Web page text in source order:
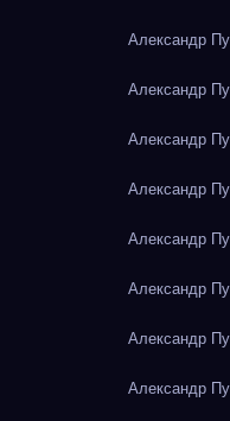
Александр
Александр
Александр
Александр
Александр
Александр
Александр
Александр